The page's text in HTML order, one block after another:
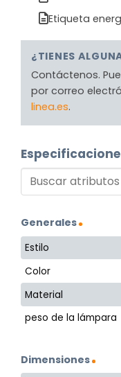
Etiqueta
¿TIENES
Contáctenos.
por correo
linea.es.
Generales
Estilo
Color
Material
peso de la lámpara
Dimensiones